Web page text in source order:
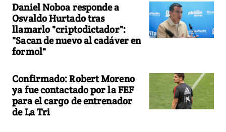
Daniel Noboa responde a
Osvaldo Hurtado tras
llamarlo "criptodictador":
"Sacan de nuevo al cadáver en
formol"
Confirmado: Robert Moreno
ya fue contactado por la FEF
para el cargo de entrenador
de La Tri